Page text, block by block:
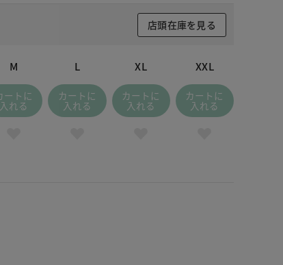
店頭在庫を見る
M
ートに
入れる
L
カートに
入れる
XL
カートに
入れる
XXL
カートに
入れる